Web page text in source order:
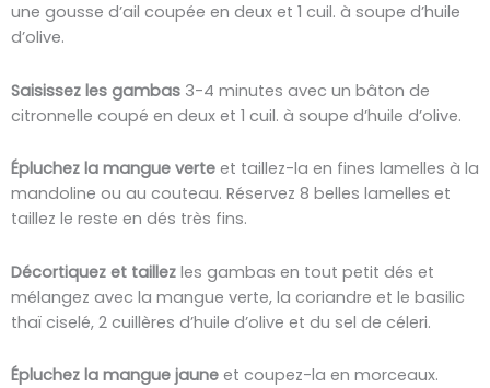
une gousse d’ail coupée en deux et 1 cuil. à soupe d’huile
d’olive.
Saisissez les gambas 3-4 minutes avec un bâton de
citronnelle coupé en deux et 1 cuil. à soupe d’huile d’olive.
Épluchez la mangue verte et taillez-la en fines lamelles à la
mandoline ou au couteau. Réservez 8 belles lamelles et
taillez le reste en dés très fins.
Décortiquez et taillez les gambas en tout petit dés et
mélangez avec la mangue verte, la coriandre et le basilic
thaï ciselé, 2 cuillères d’huile d’olive et du sel de céleri.
Épluchez la mangue jaune et coupez-la en morceaux.